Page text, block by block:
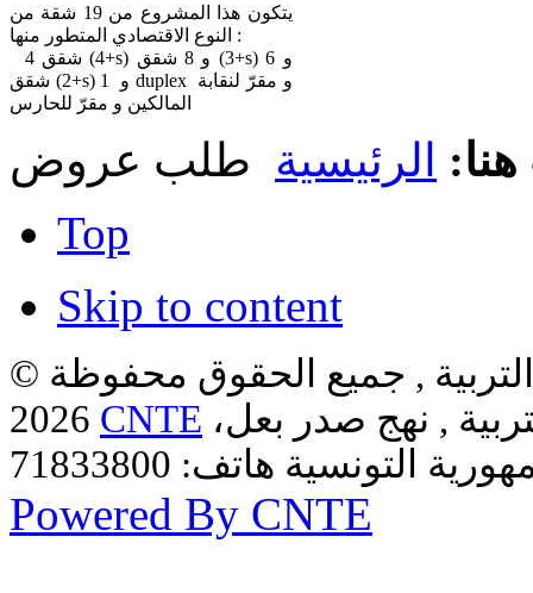
يتكون هذا المشروع من 19 شقة من
النوع الاقتصادي المتطور منها :
4 شقق (4+s) و 8 شقق (3+s) و 6
شقق (2+s) و 1 duplex و مقرّ لنقابة
المالكين و مقرّ للحارس
الرئيسية طلب عروض
Top
Skip to content
, جميع الحقوق محفوظة ©
CNTE , نهج صدر بعل،
Powered By CNTE